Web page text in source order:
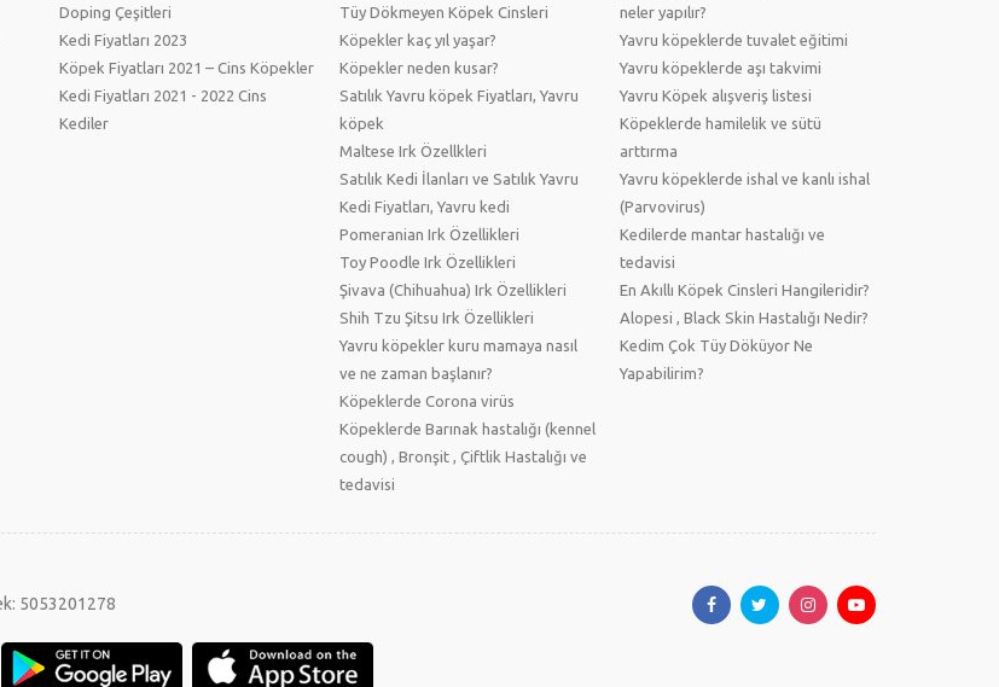
Doping Çeşitleri
Kedi Fiyatları 2023
Köpek Fiyatları 2021 – Cins Köpekler
Kedi Fiyatları 2021 - 2022 Cins
Kediler
Tüy Dökmeyen Köpek Cinsleri
Köpekler kaç yıl yaşar?
Köpekler neden kusar?
Satılık Yavru köpek Fiyatları, Yavru
köpek
Maltese Irk Özellkleri
Satılık Kedi İlanları ve Satılık Yavru
Kedi Fiyatları, Yavru kedi
Pomeranian Irk Özellikleri
Toy Poodle Irk Özellikleri
Şivava (Chihuahua) Irk Özellikleri
Shih Tzu Şitsu Irk Özellikleri
Yavru köpekler kuru mamaya nasıl
ve ne zaman başlanır?
Köpeklerde Corona virüs
Köpeklerde Barınak hastalığı (kennel
cough) , Bronşit , Çiftlik Hastalığı ve
tedavisi
neler yapılır?
Yavru köpeklerde tuvalet eğitimi
Yavru köpeklerde aşı takvimi
Yavru Köpek alışveriş listesi
Köpeklerde hamilelik ve sütü
arttırma
Yavru köpeklerde ishal ve kanlı ishal
(Parvovirus)
Kedilerde mantar hastalığı ve
tedavisi
En Akıllı Köpek Cinsleri Hangileridir?
Alopesi , Black Skin Hastalığı Nedir?
Kedim Çok Tüy Döküyor Ne
Yapabilirim?
5053201278